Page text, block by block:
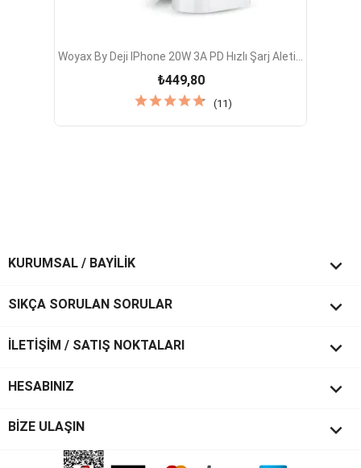
Woyax By Deji IPhone 20W 3A PD Hızlı Şarj Aleti...
₺449,80
(11)
KURUMSAL / BAYİLİK 
SIKÇA SORULAN SORULAR 
İLETİŞİM / SATIŞ NOKTALARI 
HESABINIZ 
BİZE ULAŞIN keyboard_arrow_down